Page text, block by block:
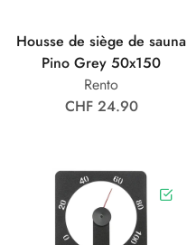
Housse de siège de sauna
Pino Grey 50x150
Rento
CHF 24.90